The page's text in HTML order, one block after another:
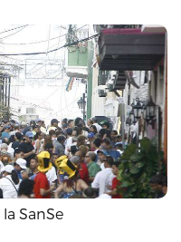
SanSe